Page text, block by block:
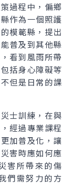
過程中，偏鄉
作為一個照護
模範縣，提出
普及到其他縣
看到風雨所帶
括身心障礙等
但是日常的課
士訓練，在與
經過專業課程
加普及化，讓
害時應如何應
害所帶來的傷
們需努力的方